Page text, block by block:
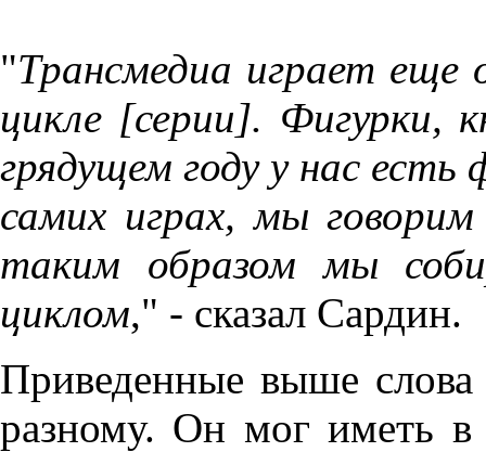
"Трансмедиа играет
цикле [серии]. Фигурки,
грядущем году у нас
самих играх, мы
таким образом мы
циклом," - сказал Сардин.
Приведенные выше
разному. Он мог иметь в